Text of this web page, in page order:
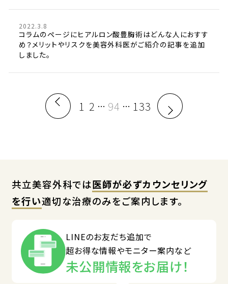
2022.3.8
コラムのページにヒアルロン酸豊胸術はどんな人におすす
め？メリットやリスクを美容外科医がご紹介の記事を追加
しました。
1 2 … 94 … 133
共立美容外科では医師が必ずカウンセリング
を行い適切な治療のみをご案内します。
LINEのお友だち追加で
超お得な情報やモニター案内など
未公開情報をお届け！